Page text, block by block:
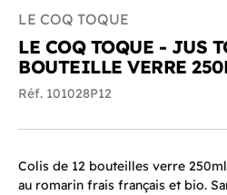
LE COQ TOQUE
LE COQ TOQUE - JUS
BOUTEILLE VERRE
Réf. 101028P12
Colis de 12 bouteilles verre
au romarin frais français et bio.